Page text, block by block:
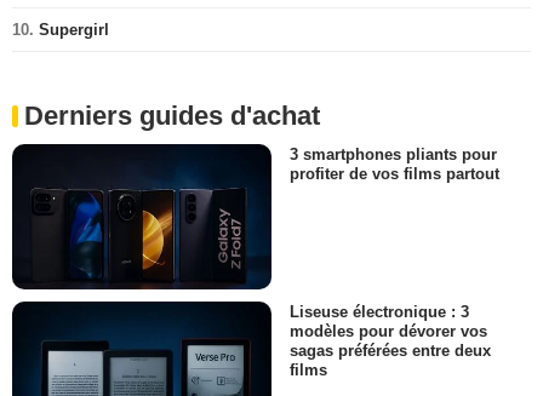
10. Supergirl
Derniers guides d'achat
3 smartphones pliants pour
profiter de vos films partout
Liseuse électronique : 3
modèles pour dévorer vos
sagas préférées entre deux
films